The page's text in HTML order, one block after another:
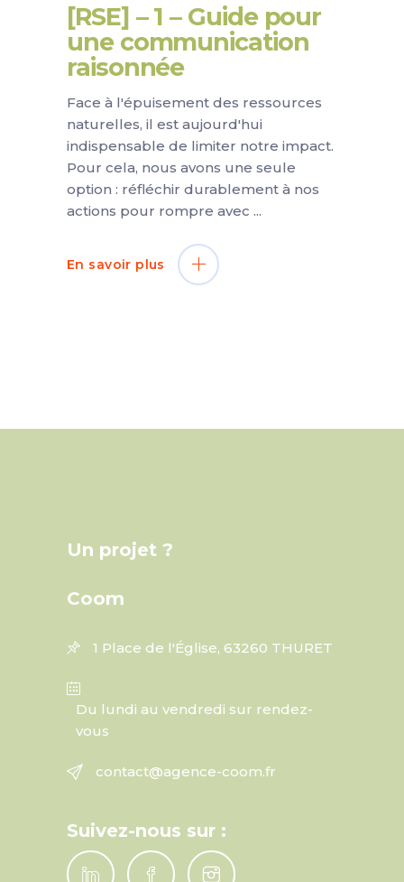
[RSE] – 1 – Guide pour
une communication
raisonnée
Face à l'épuisement des ressources
naturelles, il est aujourd'hui
indispensable de limiter notre impact.
Pour cela, nous avons une seule
option : réfléchir durablement à nos
actions pour rompre avec
En savoir plus
Un projet ?
Coom
1 Place de l'Église, 63260 THURET
Du lundi au vendredi sur rendez-
vous
contact@agence-coom.fr
Suivez-nous sur :